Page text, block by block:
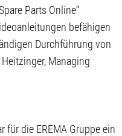
Parts Online“
befähigen
Durchführung von
Managing
für die EREMA Gruppe ein